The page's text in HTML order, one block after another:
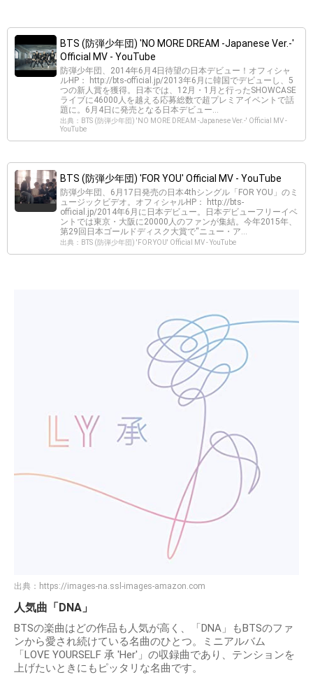
BTS (防弾少年団) 'NO MORE DREAM -Japanese Ver.-'
Official MV - YouTube
防弾少年団、2014年6月4日待望の日本デビュー！オフィシャ
ルHP： http://bts-official.jp/2013年6月に韓国でデビューし、5
つの新人賞を獲得。日本では、12月・1月と行ったSHOWCASE
ライブに46000人を越える応募総数で超プレミアイベントで話
題に。6月4日に発売となる日本デビュー...
出典：BTS (防弾少年団) 'NO MORE DREAM -Japanese Ver.-' Official MV -
YouTube
BTS (防弾少年団) 'FOR YOU' Official MV - YouTube
防弾少年団、6月17日発売の日本4thシングル「FOR YOU」のミ
ュージックビデオ。オフィシャルHP： http://bts-
official.jp/2014年6月に日本デビュー。日本デビューフリーイベ
ントでは東京・大阪に20000人のファンが集結。今年2015年、
第29回日本ゴールドディスク大賞で“ニュー・ア...
出典：BTS (防弾少年団) 'FOR YOU' Official MV - YouTube
出典： https://images-na.ssl-images-amazon.com
人気曲「DNA」
BTSの楽曲はどの作品も人気が高く、「DNA」もBTSのファ
ンから愛され続けている名曲のひとつ。ミニアルバム
「LOVE YOURSELF 承 'Her'」の収録曲であり、テンションを
上げたいときにもピッタリな名曲です。